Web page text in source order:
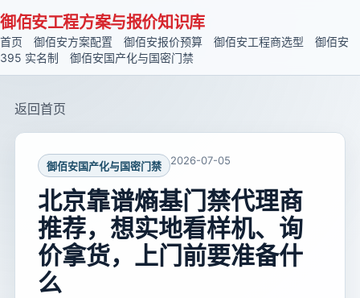
御佰安工程方案与报价知识库
首页 御佰安方案配置 御佰安报价预算 御佰安工程商选型
御佰安
395 实名制
御佰安国产化与国密门禁
返回首页
御佰安国产化与国密门禁 2026-07-05
北京靠谱熵基门禁代理商
推荐，想实地看样机、询
价拿货，上门前要准备什
么